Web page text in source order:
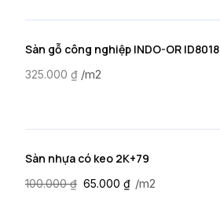
Sàn gỗ công nghiệp INDO-OR ID8018
325.000 ₫ /m2
Sàn nhựa có keo 2K+79
100.000₫ 65.000 ₫ /m2